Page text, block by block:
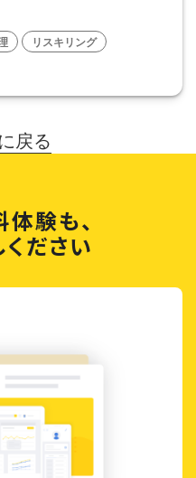
リスキリング
戻る
験も、
ださい